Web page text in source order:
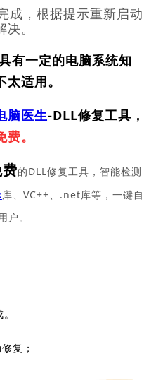
成，根据提示重新启动
。
有一定的电脑系统知
适用。
脑医生-DLL修复工具，
。
的DLL修复工具，智能检测
库、VC++、.net库等，一键自
户。
复；